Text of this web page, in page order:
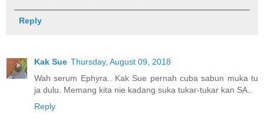
Reply
Kak Sue Thursday, August 09, 2018
Wah serum Ephyra.. Kak Sue pernah cuba sabun muka tu
ja dulu. Memang kita nie kadang suka tukar-tukar kan SA..
Reply